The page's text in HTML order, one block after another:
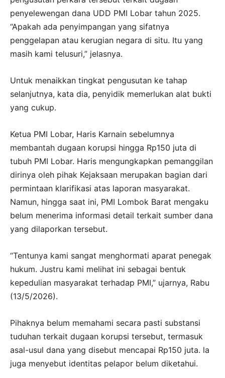
penyelewengan dana UDD PMI Lobar tahun 2025.
“Apakah ada penyimpangan yang sifatnya
penggelapan atau kerugian negara di situ. Itu yang
masih kami telusuri,” jelasnya.
Untuk menaikkan tingkat pengusutan ke tahap
selanjutnya, kata dia, penyidik memerlukan alat bukti
yang cukup.
Ketua PMI Lobar, Haris Karnain sebelumnya
membantah dugaan korupsi hingga Rp150 juta di
tubuh PMI Lobar. Haris mengungkapkan pemanggilan
dirinya oleh pihak Kejaksaan merupakan bagian dari
permintaan klarifikasi atas laporan masyarakat.
Namun, hingga saat ini, PMI Lombok Barat mengaku
belum menerima informasi detail terkait sumber dana
yang dilaporkan tersebut.
“Tentunya kami sangat menghormati aparat penegak
hukum. Justru kami melihat ini sebagai bentuk
kepedulian masyarakat terhadap PMI,” ujarnya, Rabu
(13/5/2026).
Pihaknya belum memahami secara pasti substansi
tuduhan terkait dugaan korupsi tersebut, termasuk
asal-usul dana yang disebut mencapai Rp150 juta. la
juga menyebut identitas pelapor belum diketahui.